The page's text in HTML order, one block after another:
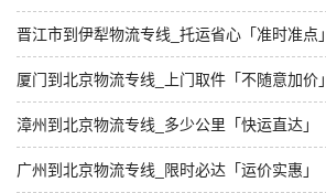
晋江市到伊犁物流专线_托运省心「准时准点」
厦门到北京物流专线_上门取件「不随意加价」
漳州到北京物流专线_多少公里「快运直达」
广州到北京物流专线_限时必达「运价实惠」